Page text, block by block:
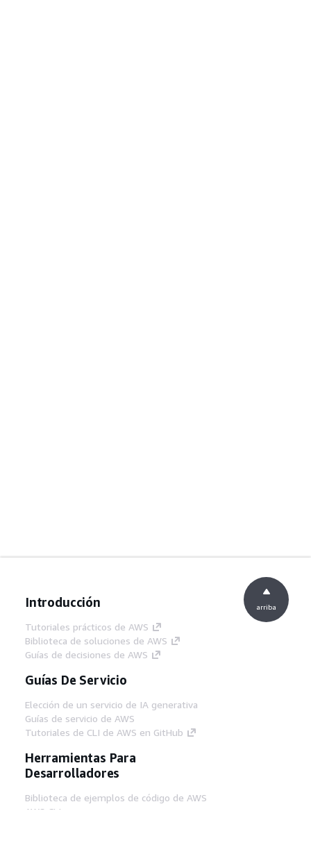
Introducción
Tutoriales prácticos de AWS
Biblioteca de soluciones de AWS
Guías de decisiones de AWS
Guías De Servicio
Elección de un servicio de IA generativa
Guías de servicio de AWS
Tutoriales de CLI de AWS en GitHub
Herramientas Para
Desarrolladores
Biblioteca de ejemplos de código de AWS
AWS CLI
arriba